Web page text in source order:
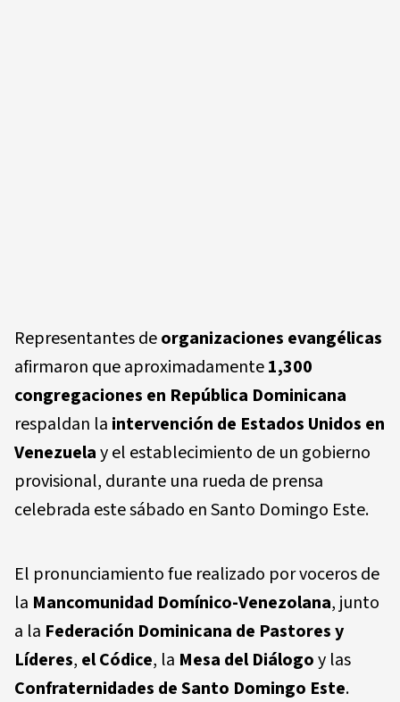
Representantes deorganizaciones evangélicas
afirmaron que aproximadamente1,300
congregaciones en República Dominicana
respaldan la intervención de Estados Unidos en
Venezuelay el establecimiento de un gobierno
provisional, durante una rueda de prensa
celebrada este sábado en Santo Domingo Este.
El pronunciamiento fue realizado por voceros de
la Mancomunidad Domínico-Venezolana, junto
a la Federación Dominicana de Pastores y
Líderes, el Códice, la Mesa del Diálogoy las
Confraternidades de Santo Domingo Este.